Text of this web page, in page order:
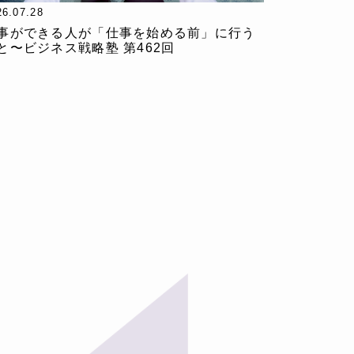
ができる人が「仕事を始める前」に行う
〜ビジネス戦略塾 第462回